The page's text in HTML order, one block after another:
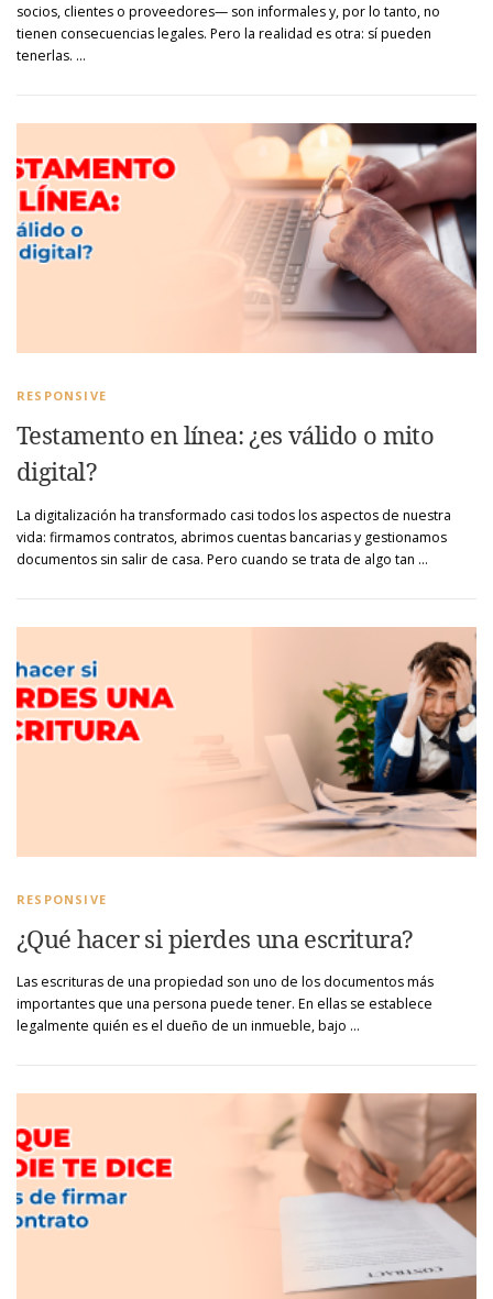
socios, clientes o proveedores— son informales y, por lo tanto, no
tienen consecuencias legales. Pero la realidad es otra: sí pueden
tenerlas. …
RESPONSIVE
Testamento en línea: ¿es válido o mito
digital?
La digitalización ha transformado casi todos los aspectos de nuestra
vida: firmamos contratos, abrimos cuentas bancarias y gestionamos
documentos sin salir de casa. Pero cuando se trata de algo tan …
RESPONSIVE
¿Qué hacer si pierdes una escritura?
Las escrituras de una propiedad son uno de los documentos más
importantes que una persona puede tener. En ellas se establece
legalmente quién es el dueño de un inmueble, bajo …